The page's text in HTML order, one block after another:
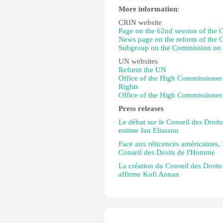
More information:
CRIN website
Page on the 62nd session of the
News page on the reform of the
Subgroup on the Commission
UN websites
Reform the UN
Office of the High
Rights
Office of the High
Press releases
Le débat sur le Conseil des
estime Jan Eliasson
Face aux réticences
Conseil des Droits de l'Homme
La création du Conseil des
affirme Kofi Annan